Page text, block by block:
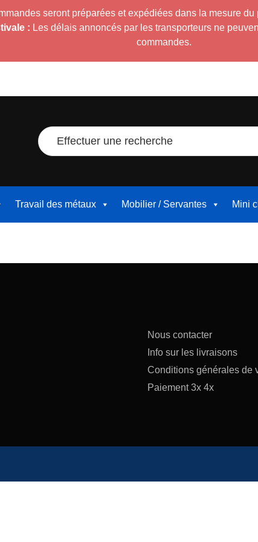
seront préparées et expédiées dans la mesure
: Les délais annoncés par les transporteurs ne
commandes.
Effectuer une recherche
Travail des métaux Mobilier / Servantes Mini
Nous contacter
Info sur les livraisons
Conditions générales de
Paiement 3x 4x